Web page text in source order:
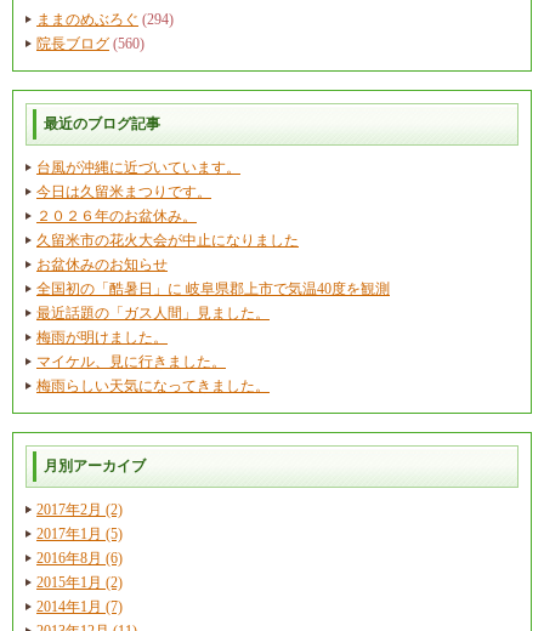
ままのめぶろぐ (294)
院長ブログ (560)
最近のブログ記事
台風が沖縄に近づいています。
今日は久留米まつりです。
２０２６年のお盆休み。
久留米市の花火大会が中止になりました
お盆休みのお知らせ
全国初の「酷暑日」に 岐阜県郡上市で気温40度を観測
最近話題の「ガス人間」見ました。
梅雨が明けました。
マイケル、見に行きました。
梅雨らしい天気になってきました。
月別アーカイブ
2017年2月 (2)
2017年1月 (5)
2016年8月 (6)
2015年1月 (2)
2014年1月 (7)